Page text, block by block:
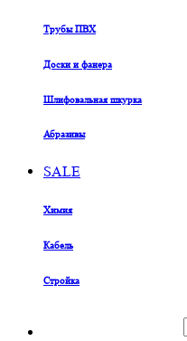
Трубы ПВХ
Доски и фанера
Шлифовальная шкурка
Абразивы
SALE
Химия
Кабель
Стройка